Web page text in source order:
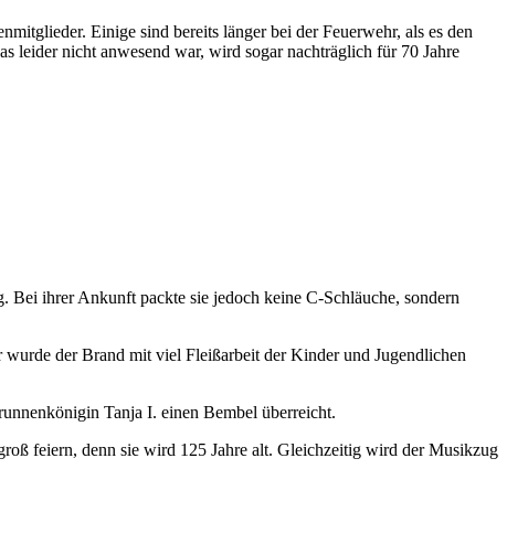
Einige sind bereits länger bei der Feuerwehr, als es den
leider nicht anwesend war, wird sogar nachträglich für 70 Jahre
ihrer Ankunft packte sie jedoch keine C-Schläuche, sondern
der Brand mit viel Fleißarbeit der Kinder und Jugendlichen
Tanja I. einen Bembel überreicht.
feiern, denn sie wird 125 Jahre alt. Gleichzeitig wird der Musikzug